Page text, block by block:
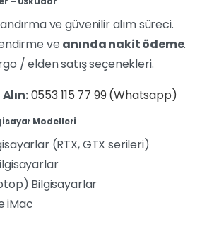
ve güvenilir alım süreci.
ve anında nakit ödeme.
/ elden satış seçenekleri.
0553 115 77 99 (Whatsapp)
Modelleri
(RTX, GTX serileri)
Bilgisayarlar
iMac